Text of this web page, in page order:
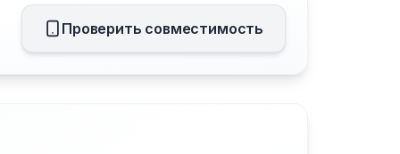
Проверить совместимость